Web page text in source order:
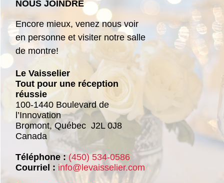
NOUS JOINDRE
Encore mieux, venez nous voir
en personne et visiter notre salle
de montre!
Le Vaisselier
Tout pour une réception
réussie
100-1440 Boulevard de
l’Innovation
Bromont,Québec J2L 0J8
Canada
Téléphone : (450) 534-0586
Courriel : info@levaisselier.com